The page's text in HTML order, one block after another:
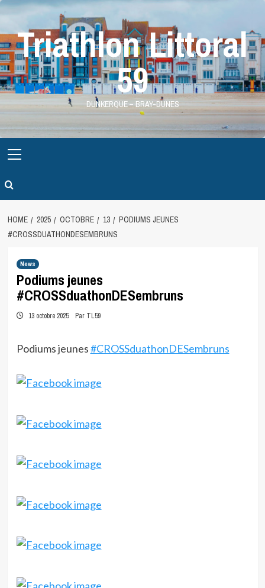
Skip
contentTriathlon Littoral
59
DUNKERQUE – BRAY-DUNES
Menu
HOME 2025 OCTOBRE 13
PODIUMS JEUNES
#CROSSDUATHONDESEMBRUNS
News
Podiums jeunes
#CROSSduathonDESembruns
13 octobre 2025 Par TL59
Podiums jeunes#CROSSduathonDESembruns